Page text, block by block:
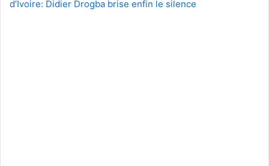
d’Ivoire: Didier Drogba brise enfin le silence